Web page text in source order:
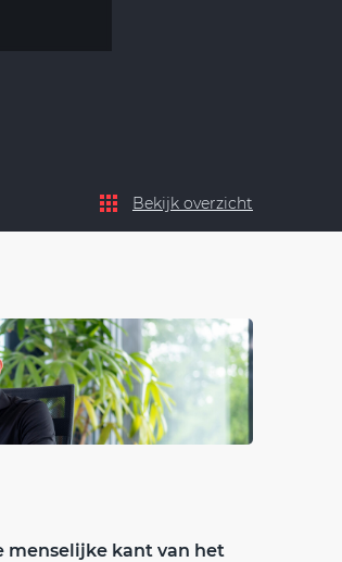
Bekijk overzicht
menselijke kant van het